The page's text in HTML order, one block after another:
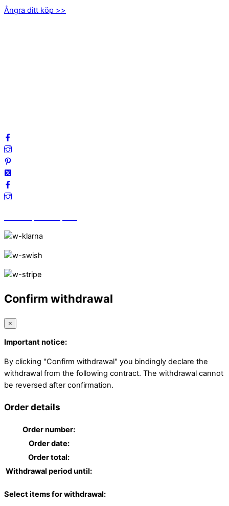
Ångra ditt köp >>
Confirm withdrawal
×
Important notice:
By clicking "Confirm withdrawal" you bindingly declare the
withdrawal from the following contract. The withdrawal cannot
be reversed after confirmation.
Order details
Order number:
Order date:
Order total:
Withdrawal period until:
Select items for withdrawal: